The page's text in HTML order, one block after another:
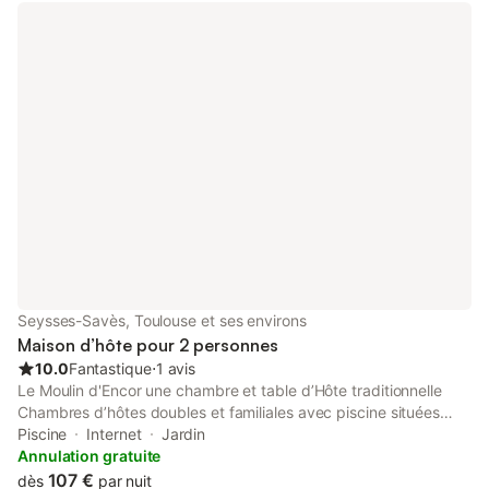
Seysses-Savès, Toulouse et ses environs
Maison d’hôte pour 2 personnes
10.0Fantastique⋅1 avis
Le Moulin d'Encor une chambre et table d’Hôte traditionnelle
Chambres d’hôtes doubles et familiales avec piscine situées
entre Samatan, Lombez, Gimont et l’Isle Jourdain aux portes de
la Gascogne dans le Gers. Nos chambres d'hôtes se situent
dans l'ancienne étable du Moulin d'Encor entièrement aménagée
Piscine Internet
Jardin
Annulation gratuite
dès 107 € par nuit